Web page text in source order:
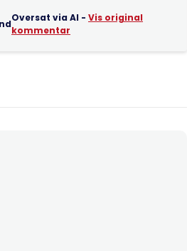
Oversat via AI - Vis original
kommentar